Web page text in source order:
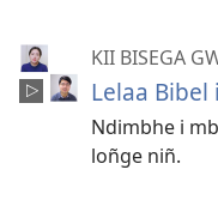
KII BISEGA
Lelaa Bibel
Ndimbhe i
loñge niñ.